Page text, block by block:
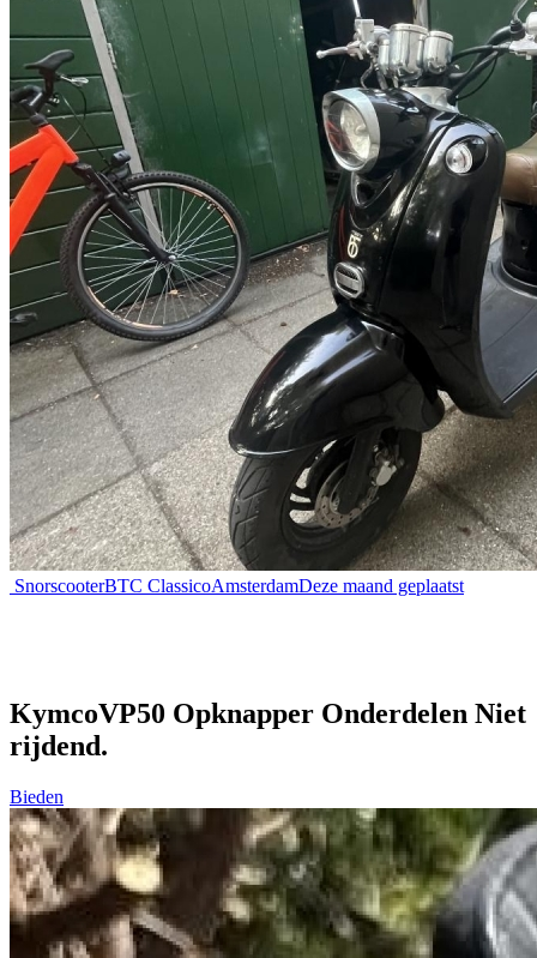
SnorscooterBTC ClassicoAmsterdamDeze maand geplaatst
KymcoVP50 Opknapper Onderdelen Niet
rijdend.
Bieden